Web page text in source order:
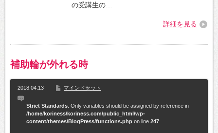
の受講生の…
詳細を見る
補助輪が外れる時
2018.04.13 マインドセット
Strict Standards: Only variables should be assigned by reference in
/home/koriness/koriness.com/public_html/wp-
content/themes/BlogPress/functions.php on line 247